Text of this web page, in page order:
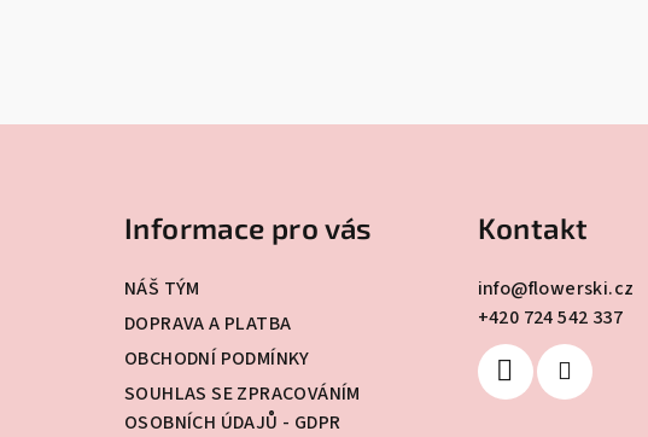
Informace pro vás
NÁŠ TÝM
DOPRAVA A PLATBA
OBCHODNÍ PODMÍNKY
SOUHLAS SE ZPRACOVÁNÍM
OSOBNÍCH ÚDAJŮ - GDPR
Kontakt
info@flowerski.cz
+420 724 542 337